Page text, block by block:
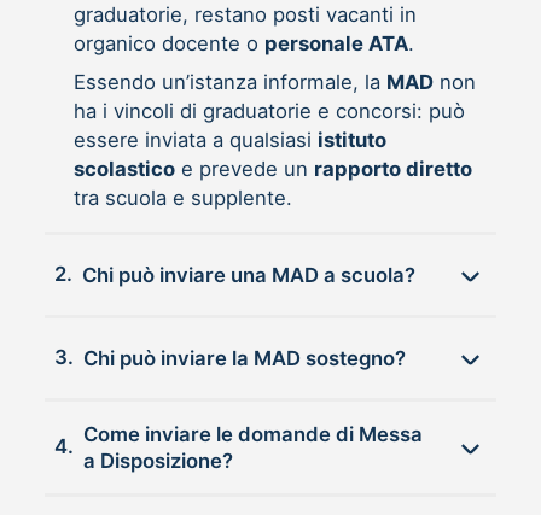
graduatorie, restano posti vacanti in
organico docente o personale ATA.
Essendo un’istanza informale, la MADnon
ha i vincoli di graduatorie e concorsi: può
essere inviata a qualsiasi istituto
scolasticoe prevede un rapporto diretto
tra scuola e supplente.
2. Chi può inviare una MAD a scuola?
3. Chi può inviare la MAD sostegno?
4.
Come inviare le domande di Messa
a Disposizione?